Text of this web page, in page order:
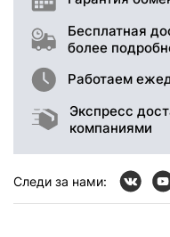
Бесплатная
более
Работаем
Экспресс
компаниями
Следи за нами: